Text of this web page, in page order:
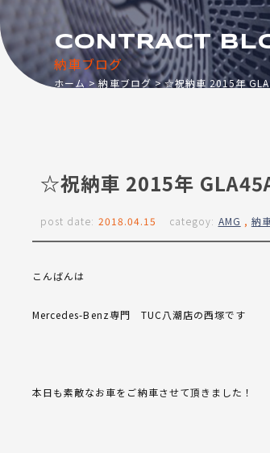
納車ブログ
CONTRACT
ホーム 納車ブログ ☆祝納車 2015年
☆祝納車 2015年
post date: 2018.04.15 categoy: AMG , 納
こんばんは
Mercedes-Benz専門 TUC八潮店の西塚です
本日も素敵なお車をご納車させて頂きました！